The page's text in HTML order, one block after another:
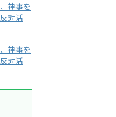
神事を
対活
神事を
対活